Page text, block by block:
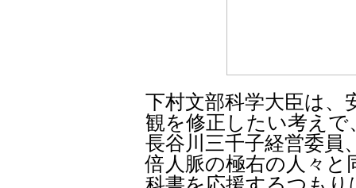
下村文部科学大臣は、
観を修正したい考えで
長谷川三千子経営委員
倍人脈の極右の人々と